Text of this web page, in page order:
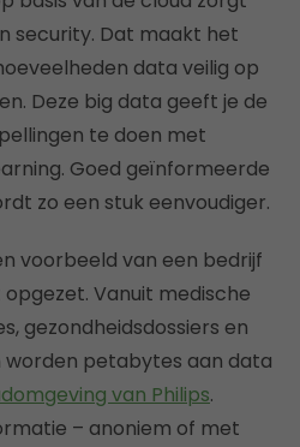
security. Dat maakt het
data veilig op
Deze big data geeft je de
te doen met
Goed geïnformeerde
zo een stuk eenvoudiger.
voorbeeld van een bedrijf
Vanuit medische
gezondheidsdossiers en
petabytes aan data
van Philips.
– anoniem of met